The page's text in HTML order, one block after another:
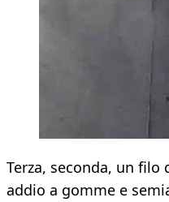
Terza, seconda, un filo
addio a gomme e